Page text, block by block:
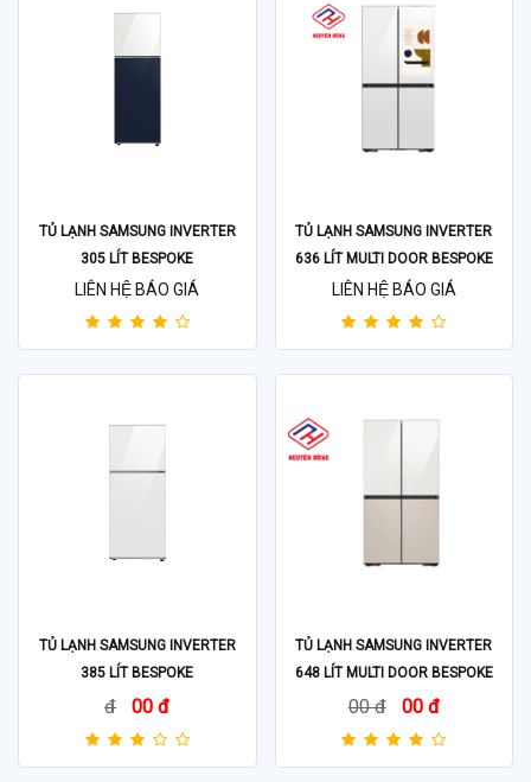
TỦ LẠNH SAMSUNG INVERTER
305 LÍT BESPOKE
RT31CB56248ASV
LIÊN HỆ BÁO GIÁ
TỦ LẠNH SAMSUNG INVERTER
636 LÍT MULTI DOOR BESPOKE
RF65DB990012SV
LIÊN HỆ BÁO GIÁ
TỦ LẠNH SAMSUNG INVERTER
385 LÍT BESPOKE
RT38CB668412SV
đ 00 đ
TỦ LẠNH SAMSUNG INVERTER
648 LÍT MULTI DOOR BESPOKE
RF59CB66F8S/SV
00 đ 00 đ